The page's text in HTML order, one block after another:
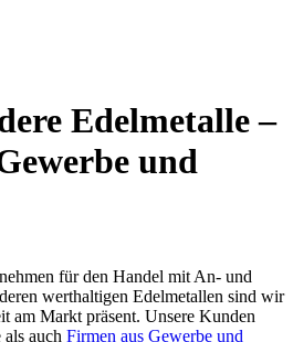
Edelmetalle –
und
für den Handel mit An- und
werthaltigen Edelmetallen sind wir
am Markt präsent. Unsere Kunden
auch Firmen aus Gewerbe und